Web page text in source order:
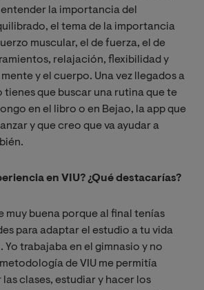
la importancia del
el tema de la importancia
muscular, el de fuerza, el de
relajación, flexibilidad y
y el cuerpo. Una vez llegados a
tienes que buscar una rutina que te
en el libro o en Bejao, la app que
y que creo que va ayudar a
en VIU? ¿Qué destacarías?
muy buena porque al final tenías
para adaptar el estudio a tu vida
Yo trabajaba en el gimnasio y no
de VIU me permitía
clases, estudiar y hacer los